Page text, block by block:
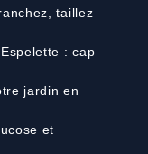
taillez
: cap
jardin en
et